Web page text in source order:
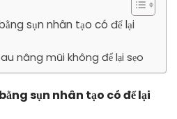
sụn nhân tạo có để lại
nâng mũi không để lại sẹo
sụn nhân tạo có để lại